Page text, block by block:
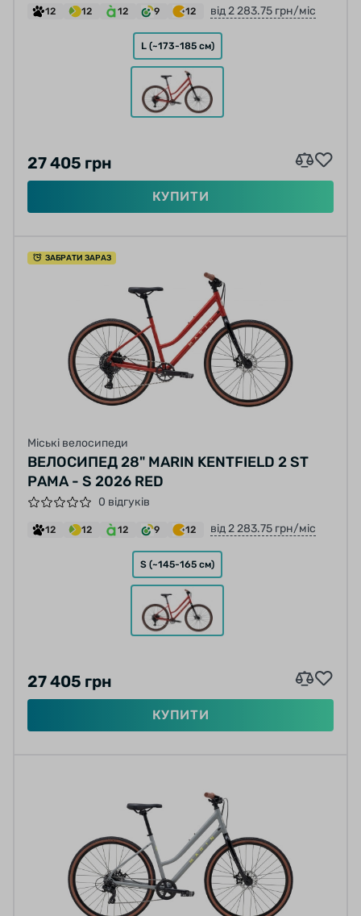
12 12 12 9 12 від 2 283.75 грн/міс
L (~173-185 см)
27 405 грн
КУПИТИ
ЗАБРАТИ ЗАРАЗ
Міські велосипеди
ВЕЛОСИПЕД 28" MARIN KENTFIELD 2 ST
РАМА - S 2026 RED
0 відгуків
12 12 12 9 12 від 2 283.75 грн/міс
S (~145-165 см)
27 405 грн
КУПИТИ